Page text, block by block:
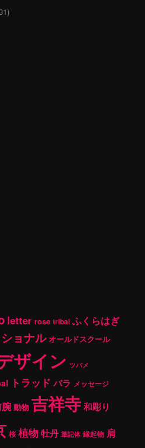
letter rose tribal ふくらはぎ
ョナル オールドスクール
ザイン ツバメ
トラッド バラ メッセージ
動物 吉祥寺和彫り
桜 植物牡丹 筆記体 縁起物 肩